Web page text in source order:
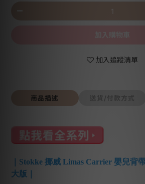
加入追蹤清單
商品描述
｜Stokke 挪威 Limas Carrier 嬰兒背
大版｜